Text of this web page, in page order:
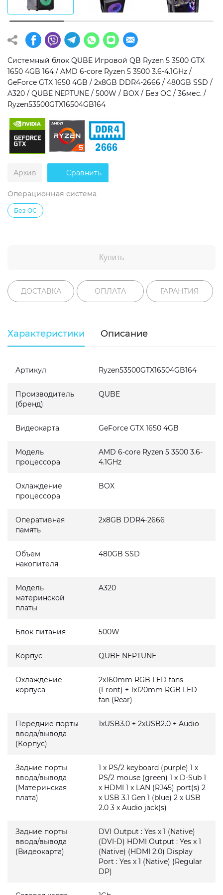
Операционная система
Windows 11 Home
Windows 11 Pro
Без ОС
Тип накопителя
SSD
HDD
SSD + HDD
Дополнительно
RGB-подсветка
Разблокированный множитель CPU
Сверхбыстрый M.2 SSD NVME
Системный блок QUBE Игровой QB Ryzen 5 3500 GTX
1650 4GB 164 / AMD 6-core Ryzen 5 3500 3.6-4.1GHz /
GeForce GTX 1650 4GB / 2x8GB DDR4-2666 / 480GB SSD /
A320 / QUBE NEPTUNE / 500W / BOX / Без ОС / 36мес. /
Ryzen53500GTX16504GB164
Архив Сравнить
Операционная система
Без ОС
Купить
ДОСТАВКА ОПЛАТА ГАРАНТИЯ
Характеристики Описание
Артикул Ryzen53500GTX16504GB164
Производитель
(бренд)
QUBE
Видеокарта GeForce GTX 1650 4GB
Модель
процессора
AMD 6-core Ryzen 5 3500 3.6-
4.1GHz
Охлаждение
процессора
BOX
Оперативная
память
2x8GB DDR4-2666
Объем
накопителя
480GB SSD
Модель
материнской
платы
A320
Блок питания 500W
Корпус QUBE NEPTUNE
Охлаждение
корпуса
2x160mm RGB LED fans
(Front) + 1x120mm RGB LED
fan (Rear)
Передние порты
ввода/вывода
(Корпус)
1xUSB3.0 + 2xUSB2.0 + Audio
Задние порты
ввода/вывода
(Материнская
плата)
1 x PS/2 keyboard (purple) 1 x
PS/2 mouse (green) 1 x D-Sub 1
x HDMI 1 x LAN (RJ45) port(s) 2
x USB 3.1 Gen 1 (blue) 2 x USB
2.0 3 x Audio jack(s)
Задние порты
ввода/вывода
(Видеокарта)
DVI Output : Yes x 1 (Native)
(DVI-D) HDMI Output : Yes x 1
(Native) (HDMI 2.0) Display
Port : Yes x 1 (Native) (Regular
DP)